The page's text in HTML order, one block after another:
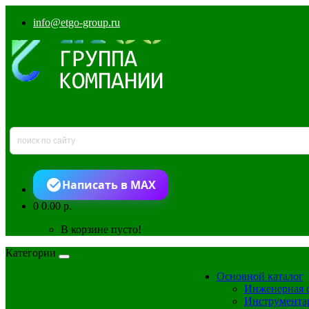
info@etgo-group.ru
Написать в MAX
00.00 р.
В корзине пусто!
Категории
Основной каталог
Инженерная